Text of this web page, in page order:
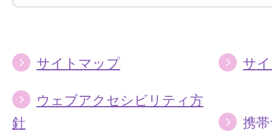
サイトマップ サ
ウェブアクセシビリティ方
針
携